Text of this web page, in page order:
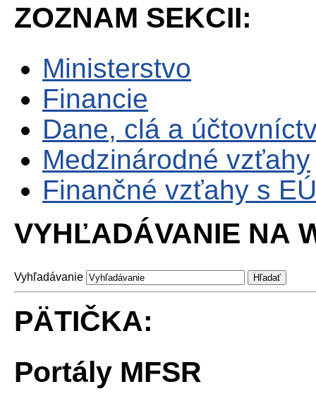
ZOZNAM SEKCII:
Ministerstvo
Financie
Dane, clá a
Medzinárodné vzťahy
Finančné vzťahy s EÚ
VYHĽADÁVANIE NA
Vyhľadávanie
PÄTIČKA:
Portály MFSR